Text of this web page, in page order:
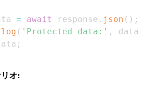
= await response . json ( ) ;
log ( 'Protected data:' , data
;
オ: